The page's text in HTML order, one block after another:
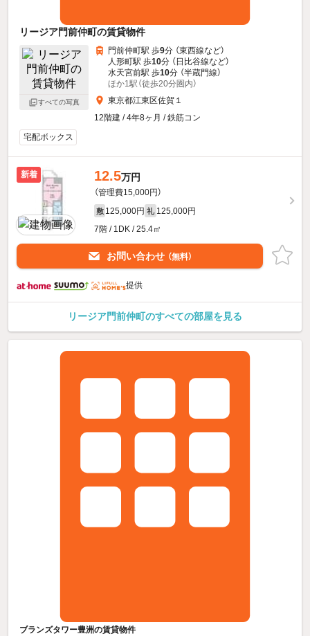
リージア門前仲町の賃貸物件
すべての写真
門前仲町駅 歩9分 （東西線など）
人形町駅 歩10分 （日比谷線など）
水天宮前駅 歩10分 （半蔵門線）
ほか1駅（徒歩20分圏内）
東京都江東区佐賀１
12階建 / 4年8ヶ月 / 鉄筋コン
宅配ボックス
新着 12.5万円
（管理費15,000円）
敷 125,000円 礼 125,000円
7階 / 1DK / 25.4㎡
お問い合わせ （無料）
提供
リージア門前仲町のすべての部屋を見る
ブランズタワー豊洲の賃貸物件